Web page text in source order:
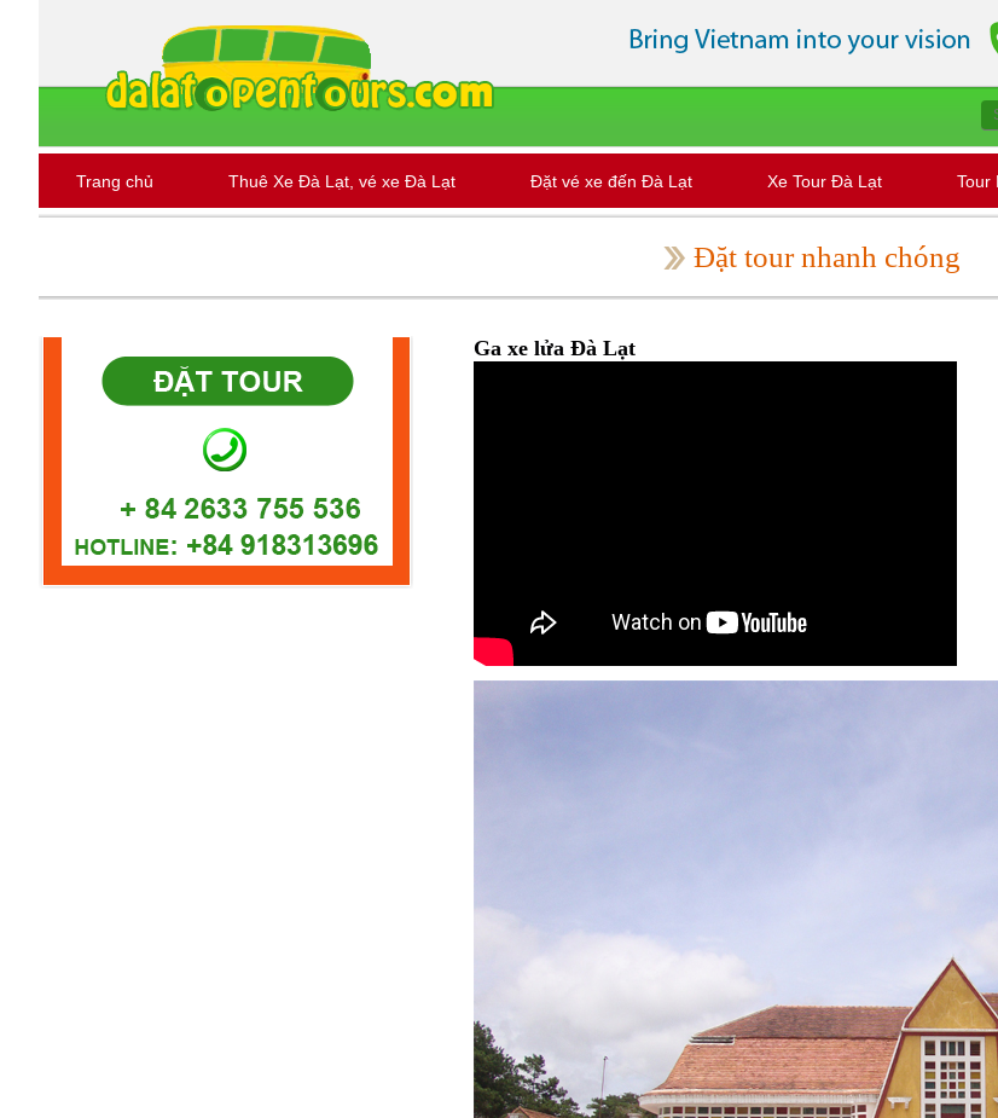
Trang chủ Thuê Xe Đà Lạt, vé xe Đà Lạt Đặt vé xe đến Đà Lạt Xe Tour Đà Lạt Tour
Đặt tour nhanh chóng
Ga xe lửa Đà Lạt